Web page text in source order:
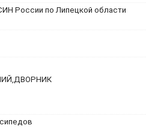
России по Липецкой области